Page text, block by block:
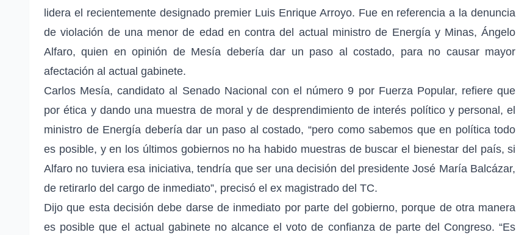
lidera el recientemente designado premier Luis Enrique Arroyo. Fue en referencia a la denuncia
de violación de una menor de edad en contra del actual ministro de Energía y Minas, Ángelo
Alfaro, quien en opinión de Mesía debería dar un paso al costado, para no causar mayor
afectación al actual gabinete.
Carlos Mesía, candidato al Senado Nacional con el número 9 por Fuerza Popular, refiere que
por ética y dando una muestra de moral y de desprendimiento de interés político y personal, el
ministro de Energía debería dar un paso al costado, “pero como sabemos que en política todo
es posible, y en los últimos gobiernos no ha habido muestras de buscar el bienestar del país, si
Alfaro no tuviera esa iniciativa, tendría que ser una decisión del presidente José María Balcázar,
de retirarlo del cargo de inmediato”, precisó el ex magistrado del TC.
Dijo que esta decisión debe darse de inmediato por parte del gobierno, porque de otra manera
es posible que el actual gabinete no alcance el voto de confianza de parte del Congreso. “Es